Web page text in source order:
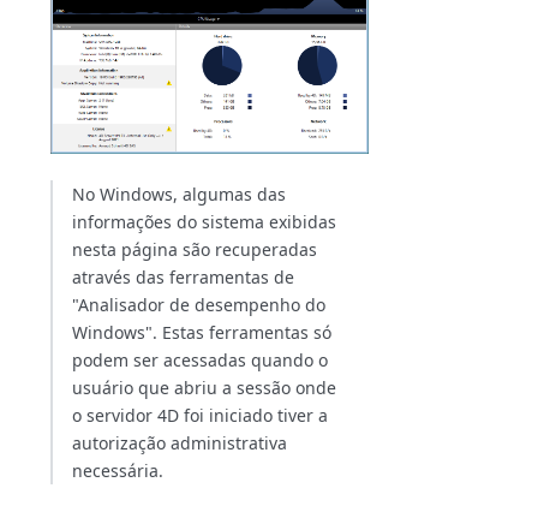
No Windows, algumas das
informações do sistema exibidas
nesta página são recuperadas
através das ferramentas de
"Analisador de desempenho do
Windows". Estas ferramentas só
podem ser acessadas quando o
usuário que abriu a sessão onde
o servidor 4D foi iniciado tiver a
autorização administrativa
necessária.